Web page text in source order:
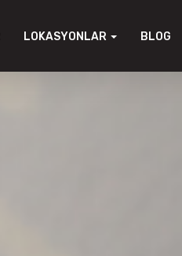
LOKASYONLAR BLOG